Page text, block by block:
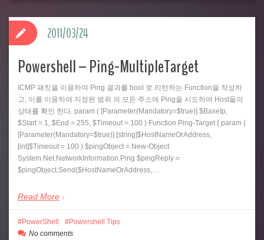
Powershell – Ping-MultipleTarget
ICMP 패킷을 이용하여 Ping 결과를 bool 로 리턴하는 Function을 작성하
고, 이를 이용하여 지정된 범위 의 모든 주소에 Ping을 시도하여 Host들의
상태를 확인 한다. param ( [Parameter(Mandatory=$true)] $BaseIp,
$Start = 1, $End = 255, $Timeout = 100 ) Function Ping-Target { param (
[Parameter(Mandatory=$true)] [string]$HostNameOrAddress,
[int]$Timeout = 100 ) $pingObject = New-Object
System.Net.NetworkInformation.Ping $pingReply =
$pingObject.Send($HostNameOrAddress,…
Read More
2011/03/24
PowerShell
Powershell Tips
No comments